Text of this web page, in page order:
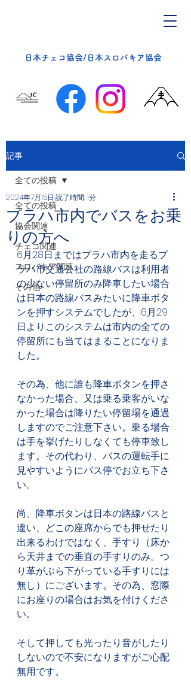
​日本チェコ協会/日本スロバキア協会
記事
全ての投稿
協会関連
チェコ関連
スロバキア関連
その他
全ての投稿
プラハ市内でバスをお乗
りの方へ
2024年7月15日 読了時間: 1分
6月28日まではプラハ市内を走るプ
ラハ市交通公社の路線バスは利用者
の少ない停留所のみ降車したい場合
は日本の路線バスみたいに降車ボタ
ンを押すシステムでしたが、6月29
日よりこのシステムは市内の全ての
停留所にも当てはまることになりま
した。
その為、他に誰も降車ボタンを押さ
なかった場合、又は乗る乗客がいな
かった場合は降りたい停留場を通過
しますのでご注意下さい。乗る場合
は手を挙げたりしなくても停車致し
ます。その代わり、バスの運転手に
見やすいようにバス停でお立ち下さ
い。
尚、降車ボタンは日本の路線バスと
違い、どこの座席からでも押せたり
出来るわけではなく、手すり（床か
ら天井までの垂直の手すりのみ。つ
り革がぶら下がっている手すりには
無し）にございます。その為、窓際
にお座りの場合はお気を付けくださ
い。
そして押しても光ったり音がしたり
しないので不安になりますがご心配
無用です。